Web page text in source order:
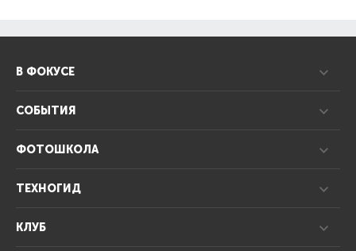
В ФОКУСЕ
СОБЫТИЯ
ФОТОШКОЛА
ТЕХНОГИД
КЛУБ